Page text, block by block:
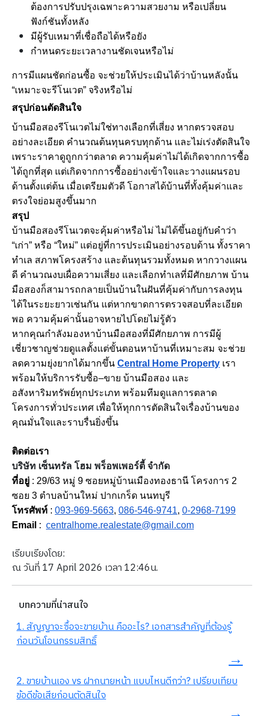
ต้องการปรับปรุงเฉพาะความสวยงาม หรือเปลี่ยน
ฟังก์ชันทั้งหลัง
มีผู้รับเหมาที่เชื่อถือได้หรือยัง
กำหนดระยะเวลางานชัดเจนหรือไม่
การมีแผนชัดก่อนซื้อ จะช่วยให้ประเมินได้ว่าบ้านหลังนั้น
“เหมาะจะรีโนเวต” จริงหรือไม่
สรุปก่อนตัดสินใจ
บ้านมือสองรีโนเวตไม่ใช่ทางเลือกที่เสี่ยง หากตรวจสอบ
อย่างละเอียด คำนวณต้นทุนครบทุกด้าน และไม่เร่งตัดสินใจ
เพราะราคาดูถูกกว่าตลาด ความคุ้มค่าไม่ได้เกิดจากการซื้อ
ได้ถูกที่สุด แต่เกิดจากการซื้ออย่างเข้าใจและวางแผนรอบ
ด้านตั้งแต่ต้น เมื่อเตรียมตัวดี โอกาสได้บ้านที่ทั้งคุ้มค่าและ
ตรงใจย่อมสูงขึ้นมาก
สรุป
บ้านมือสองรีโนเวตจะคุ้มค่าหรือไม่ ไม่ได้ขึ้นอยู่กับคำว่า
“เก่า” หรือ “ใหม่” แต่อยู่ที่การประเมินอย่างรอบด้าน ทั้งราคา
ทำเล สภาพโครงสร้าง และต้นทุนรวมทั้งหมด หากวางแผน
ดี คำนวณงบเผื่อความเสี่ยง และเลือกทำเลที่มีศักยภาพ บ้าน
มือสองก็สามารถกลายเป็นบ้านในฝันที่คุ้มค่ากับการลงทุน
ได้ในระยะยาวเช่นกัน แต่หากขาดการตรวจสอบที่ละเอียด
พอ ความคุ้มค่านั้นอาจหายไปโดยไม่รู้ตัว
หากคุณกำลังมองหาบ้านมือสองที่มีศักยภาพ การมีผู้
เชี่ยวชาญช่วยดูแลตั้งแต่ขั้นตอนหาบ้านที่เหมาะสม จะช่วย
ลดความยุ่งยากได้มากขึ้น Central Home Property เรา
พร้อมให้บริการรับซื้อ–ขาย บ้านมือสอง และ
อสังหาริมทรัพย์ทุกประเภท พร้อมทีมดูแลการตลาด
โครงการทั่วประเทศ เพื่อให้ทุกการตัดสินใจเรื่องบ้านของ
คุณมั่นใจและราบรื่นยิ่งขึ้น
ติดต่อเรา
บริษัท เซ็นทรัล โฮม พร็อพเพอร์ตี้ จำกัด
ที่อยู่ : 29/63 หมู่ 9 ซอยหมู่บ้านเมืองทองธานี โครงการ 2
ซอย 3 ตำบลบ้านใหม่ ปากเกร็ด นนทบุรี
โทรศัพท์ : 093-969-5663, 086-546-9741, 0-2968-7199
Email : centralhome.realestate@gmail.com
เรียบเรียงโดย:
ณ วันที่ 17 April 2026 เวลา 12:46น.
บทความที่น่าสนใจ
1. สัญญาจะซื้อจะขายบ้าน คืออะไร? เอกสารสำคัญที่ต้องรู้
ก่อนวันโอนกรรมสิทธิ์
→
2. ขายบ้านเอง vs ฝากนายหน้า แบบไหนดีกว่า? เปรียบเทียบ
ข้อดีข้อเสียก่อนตัดสินใจ